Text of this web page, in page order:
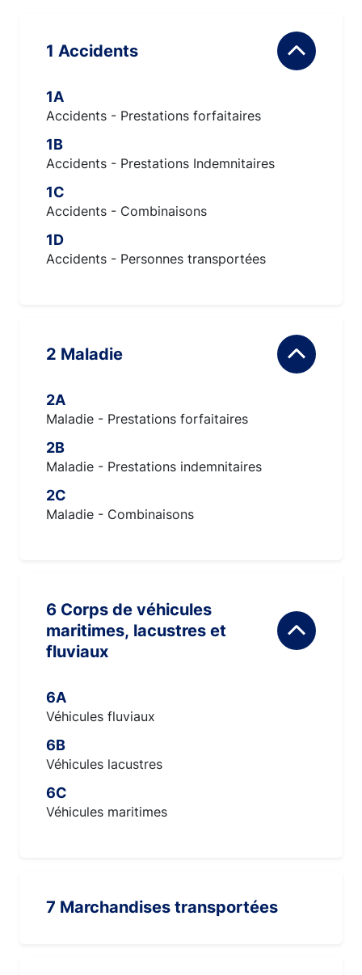
1 Accidents
1A
Accidents - Prestations forfaitaires
1B
Accidents - Prestations Indemnitaires
1C
Accidents - Combinaisons
1D
Accidents - Personnes transportées
2 Maladie
2A
Maladie - Prestations forfaitaires
2B
Maladie - Prestations indemnitaires
2C
Maladie - Combinaisons
6 Corps de véhicules
maritimes, lacustres et
fluviaux
6A
Véhicules fluviaux
6B
Véhicules lacustres
6C
Véhicules maritimes
7 Marchandises transportées